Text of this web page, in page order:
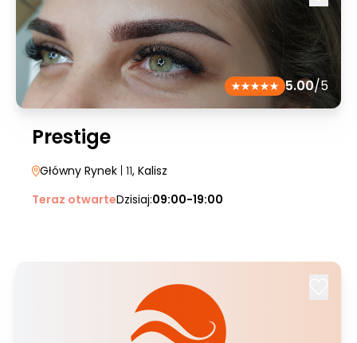
5.00/5
Prestige
Główny Rynek | 11, Kalisz
Teraz otwarteDzisiaj:09:00-19:00